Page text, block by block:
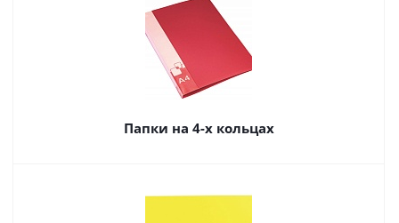
Папки на 4-х кольцах